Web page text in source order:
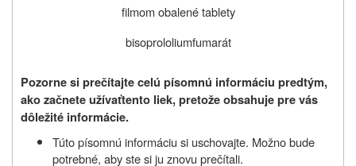
filmom obalené tablety
bisoprololiumfumarát
Pozorne si prečítajte celú písomnú informáciu predtým,
ako začnete užívaťtento liek, pretože obsahuje pre vás
dôležité informácie.
Túto písomnú informáciu si uschovajte. Možno bude
potrebné, aby ste si ju znovu prečítali.